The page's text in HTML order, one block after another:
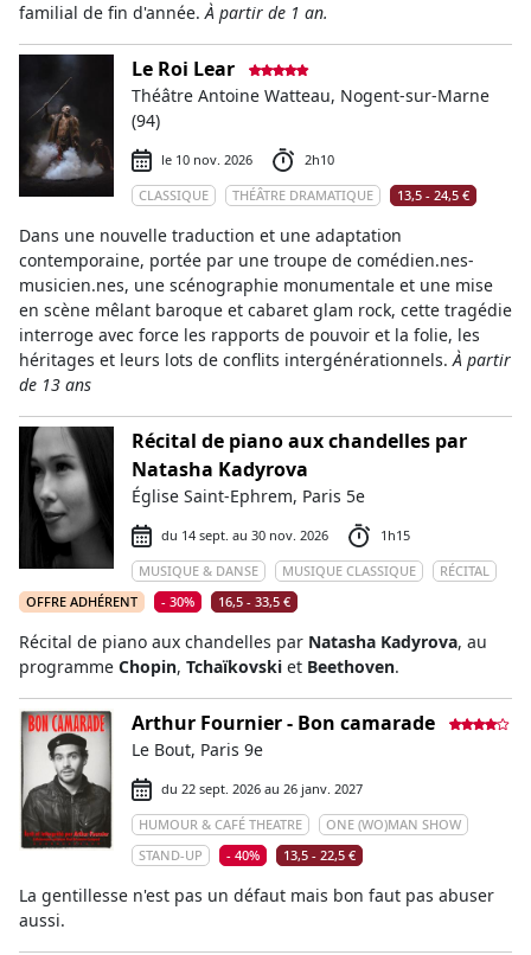
familial de fin d'année.À partir de 1 an.
Le Roi Lear
Théâtre Antoine Watteau, Nogent-sur-Marne
(94)
le 10 nov. 2026
2h10
CLASSIQUE
THÉÂTRE DRAMATIQUE 13,5 - 24,5 €
Dans une nouvelle traduction et une adaptation
contemporaine, portée par une troupe de comédien.nes-
musicien.nes, une scénographie monumentale et une mise
en scène mêlant baroque et cabaret glam rock, cette tragédie
interroge avec force les rapports de pouvoir et la folie, les
héritages et leurs lots de conflits intergénérationnels.À partir
de 13 ans
Récital de piano aux chandelles par
Natasha Kadyrova
Église Saint-Ephrem, Paris 5e
du 14 sept. au 30 nov. 2026
1h15
MUSIQUE & DANSE
MUSIQUE CLASSIQUE
RÉCITAL
OFFRE ADHÉRENT
- 30% 16,5 - 33,5 €
Récital de piano aux chandelles par Natasha Kadyrova, au
programme Chopin, Tchaïkovski et Beethoven.
Arthur Fournier - Bon camarade
Le Bout, Paris 9e
du 22 sept. 2026 au 26 janv. 2027
HUMOUR & CAFÉ THEATRE
ONE (WO)MAN SHOW
STAND-UP
- 40% 13,5 - 22,5 €
La gentillesse n'est pas un défaut mais bon faut pas abuser
aussi.